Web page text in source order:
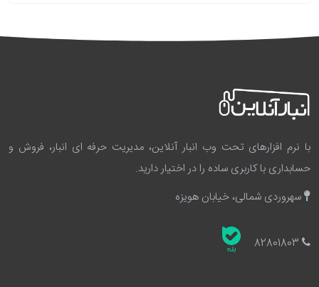
با نرم افزارهای تحت وب انبار آنلاین، مدیریت حرفه ای انبار، فروش و
حسابداری با کاربری ساده را در اختیار دارید.
سهروردی شمالی، خیابان هویزه